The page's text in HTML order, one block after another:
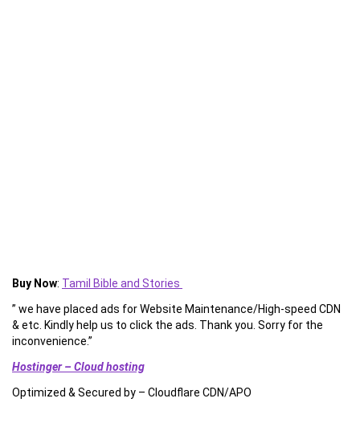
Buy Now: Tamil Bible and Stories
” we have placed ads for Website Maintenance/High-speed CDN
& etc. Kindly help us to click the ads. Thank you. Sorry for the
inconvenience.”
Hostinger – Cloud hosting
Optimized & Secured by – Cloudflare CDN/APO